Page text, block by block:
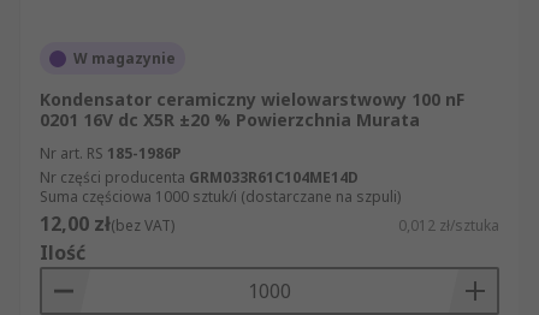
W magazynie
Kondensator ceramiczny wielowarstwowy 100 nF
0201 16V dc X5R ±20 % Powierzchnia Murata
Nr art. RS 185-1986P
Nr części producenta GRM033R61C104ME14D
Suma częściowa 1000 sztuk/i (dostarczane na szpuli)
12,00 zł(bez VAT) 0,012 zł/sztuka
Ilość